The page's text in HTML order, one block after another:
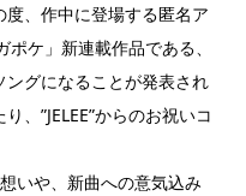
、作中に登場する匿名ア
ポケ」新連載作品である、
ングになることが発表され
、”JELEE”からのお祝いコ
いや、新曲への意気込み